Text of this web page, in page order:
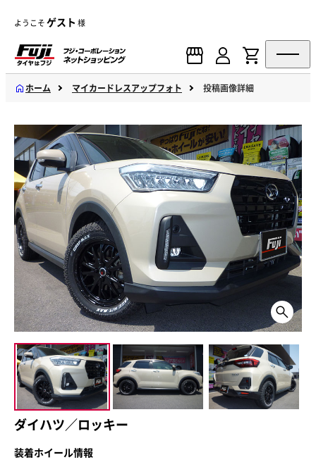
ようこそゲスト 様
ホーム マイカードレスアップフォト 投稿画像詳細
ダイハツ／ロッキー
装着ホイール情報